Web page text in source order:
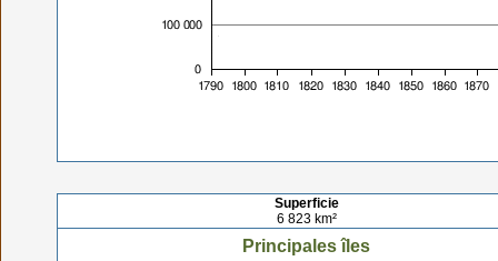
Superficie
6 823 km²
Principales îles